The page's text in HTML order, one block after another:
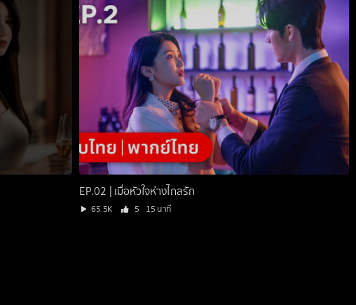
EP.02 | เมื่อหัวใจห่างไกลรัก
65.5K 5 15 นาที